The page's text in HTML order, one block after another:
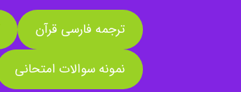
ترجمه فارسی قرآن
نمونه سوالات امتحانی